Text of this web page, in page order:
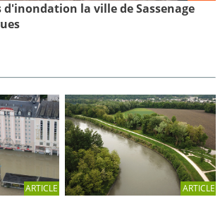
d'inondation la ville de Sassenage
ARTICLE ARTICLE